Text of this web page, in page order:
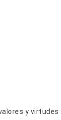
y virtudes